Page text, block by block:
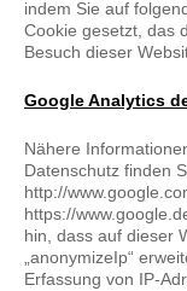
indem Sie auf
Cookie gesetzt, das
Besuch dieser
Google Analytics
Nähere
Datenschutz finden
http://
https://
hin, dass auf dieser
„anonymizeIp“
Erfassung von IP-